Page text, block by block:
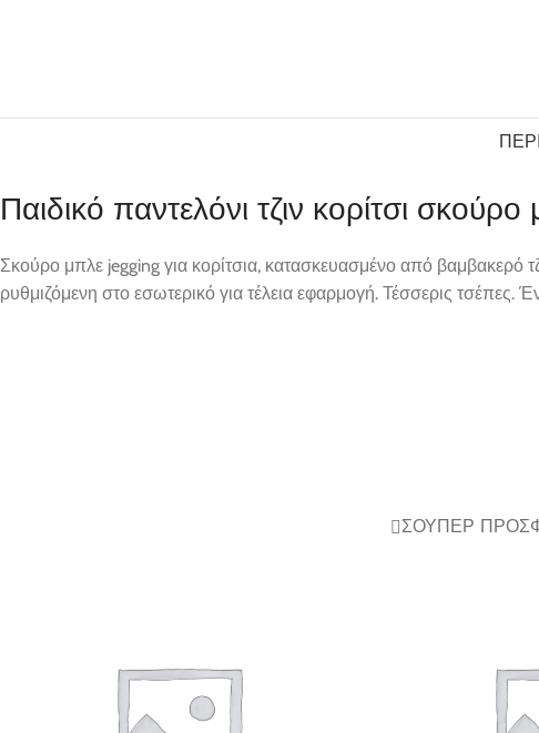
Παιδικό παντελόνι τζιν κορίτσι
Σκούρο μπλε jegging για κορίτσια, κατασκευασμένο από βαμβακερό
ρυθμιζόμενη στο εσωτερικό για τέλεια εφαρμογή. Τέσσερις τσέπες.
ΣΟΎΠΕΡ